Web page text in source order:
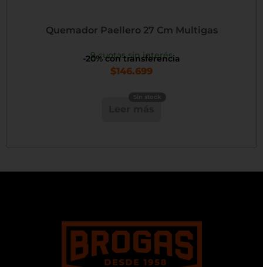
Quemador Paellero 27 Cm Multigas
9 cuotas sin interés
-20% con transferencia
$146.699